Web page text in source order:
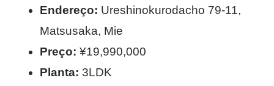
Endereço: Ureshinokurodacho 79-11,
Matsusaka, Mie
Preço: ¥19,990,000
Planta: 3LDK